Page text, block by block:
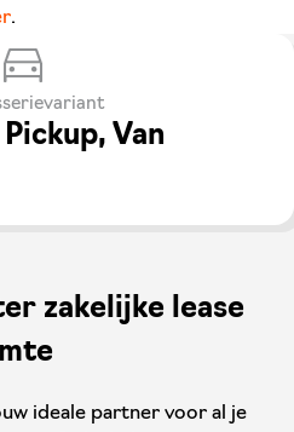
.
Van
zakelijke lease
ideale partner voor al je